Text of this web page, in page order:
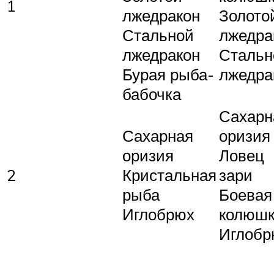
1
лжедракон
Стальной
лжедракон
Бурая рыба-
бабочка
2
Сахарная
оризия
Кристальная
рыба
Иглобрюх
оризия
Ловец
зари
Боевая